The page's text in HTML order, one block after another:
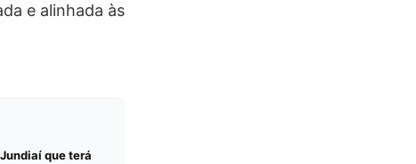
e alinhada às
que terá